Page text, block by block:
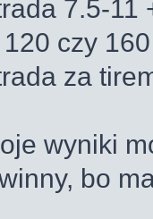
7.5-11
czy 160
za
wyniki
bo